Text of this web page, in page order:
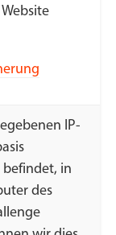
IP-
befindet, in
des